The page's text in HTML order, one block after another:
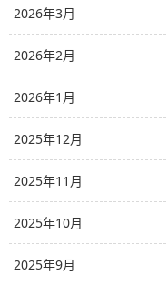
2026年3月
2026年2月
2026年1月
2025年12月
2025年11月
2025年10月
2025年9月